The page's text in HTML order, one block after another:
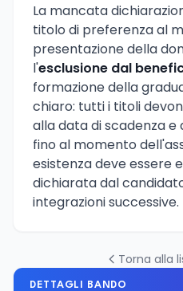
La mancata
titolo di preferenza al
presentazione della
l'esclusione dal
formazione della
chiaro: tutti i titoli
alla data di scadenza
fino al momento
esistenza deve essere
dichiarata dal
integrazioni successive.
Torna alla
DETTAGLI BANDO